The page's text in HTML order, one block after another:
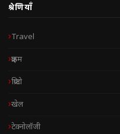
श्रेणियाँ
Travel
क्राइम
क्रिप्टो
खेल
टेक्नोलॉजी